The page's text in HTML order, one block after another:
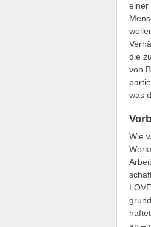
einer
die
von
was
Wie